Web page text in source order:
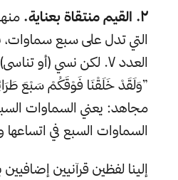
٢. القيم منتقاة بعناية.
التي تدل على سبع سماوات،
العدد ٧. لكن نسي (أو
مجاهد: يعني السماوات
السماوات السبع في اتساعها
إلينا لفظين قرآنيين